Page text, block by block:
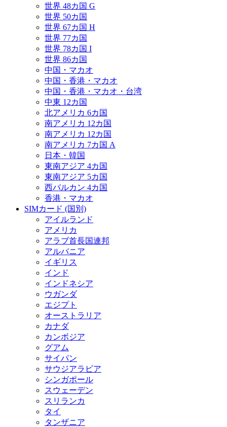
世界 48カ国 G
世界 50カ国
世界 67カ国 H
世界 77カ国
世界 78カ国 I
世界 86カ国
中国・マカオ
中国・香港・マカオ
中国・香港・マカオ・台湾
中東 12カ国
北アメリカ 6カ国
南アメリカ 12カ国
南アメリカ 12カ国
南アメリカ 7カ国 A
日本・韓国
東南アジア 4カ国
東南アジア 5カ国
西バルカン 4カ国
香港・マカオ
SIMカード (国別)
アイルランド
アメリカ
アラブ首長国連邦
アルバニア
イギリス
インド
インドネシア
ウガンダ
エジプト
オーストラリア
カナダ
カンボジア
グアム
サイパン
サウジアラビア
シンガポール
スウェーデン
スリランカ
タイ
タンザニア